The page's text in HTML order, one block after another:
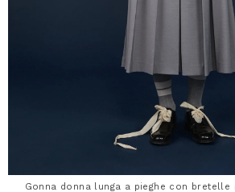
Gonna donna lunga a pieghe con